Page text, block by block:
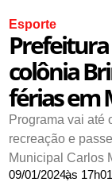
Esporte
colônia
férias em
Programa vai até
recreação e
Municipal Carlos
09/01/2024,às 17h01